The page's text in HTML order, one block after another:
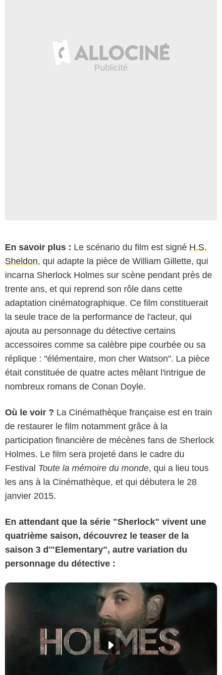
En savoir plus : Le scénario du film est signé H.S.
Sheldon, qui adapte la pièce de William Gillette, qui
incarna Sherlock Holmes sur scène pendant près de
trente ans, et qui reprend son rôle dans cette
adaptation cinématographique. Ce film constituerait
la seule trace de la performance de l'acteur, qui
ajouta au personnage du détective certains
accessoires comme sa calèbre pipe courbée ou sa
réplique : "élémentaire, mon cher Watson". La pièce
était constituée de quatre actes mêlant l'intrigue de
nombreux romans de Conan Doyle.
Où le voir ? La Cinémathèque française est en train
de restaurer le film notamment grâce à la
participation financière de mécènes fans de Sherlock
Holmes. Le film sera projeté dans le cadre du
Festival Toute la mémoire du monde, qui a lieu tous
les ans à la Cinémathèque, et qui débutera le 28
janvier 2015.
En attendant que la série "Sherlock" vivent une
quatrième saison, découvrez le teaser de la
saison 3 d'"Elementary", autre variation du
personnage du détective :